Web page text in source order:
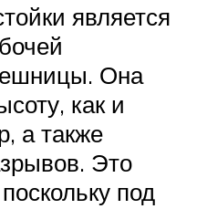
является
Она
как и
а также
Это
под